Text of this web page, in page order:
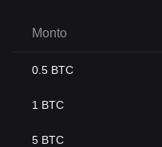
Monto
0.5 BTC
1 BTC
5 BTC